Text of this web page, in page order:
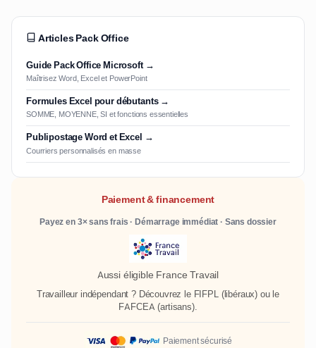
Articles Pack Office
Guide Pack Office Microsoft →
Maîtrisez Word, Excel et PowerPoint
Formules Excel pour débutants →
SOMME, MOYENNE, SI et fonctions essentielles
Publipostage Word et Excel →
Courriers personnalisés en masse
Paiement & financement
Payez en 3× sans frais · Démarrage immédiat · Sans dossier
Aussi éligible France Travail
Travailleur indépendant ? Découvrez le FIFPL(libéraux) ou le
FAFCEA (artisans).
Paiement sécurisé